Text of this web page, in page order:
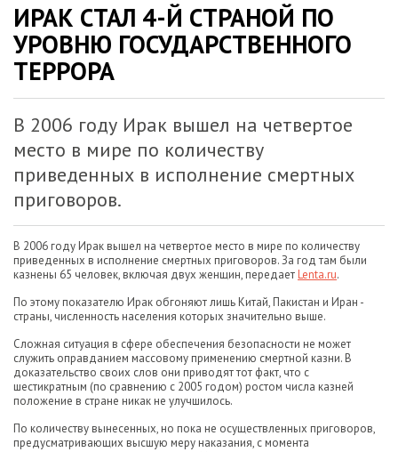
ИРАК СТАЛ 4-Й СТРАНОЙ ПО
УРОВНЮ ГОСУДАРСТВЕННОГО
ТЕРРОРА
В 2006 году Ирак вышел на четвертое
место в мире по количеству
приведенных в исполнение смертных
приговоров.
В 2006 году Ирак вышел на четвертое место в мире по количеству
приведенных в исполнение смертных приговоров. За год там были
казнены 65 человек, включая двух женщин, передаетLenta.ru.
По этому показателю Ирак обгоняют лишь Китай, Пакистан и Иран -
страны, численность населения которых значительно выше.
Сложная ситуация в сфере обеспечения безопасности не может
служить оправданием массовому применению смертной казни. В
доказательство своих слов они приводят тот факт, что с
шестикратным (по сравнению с 2005 годом) ростом числа казней
положение в стране никак не улучшилось.
По количеству вынесенных, но пока не осуществленных приговоров,
предусматривающих высшую меру наказания, с момента